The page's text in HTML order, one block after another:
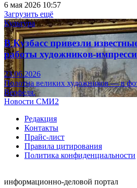
6 мая 2026 10:57
Загрузить ещё
Культура
В Кузбасс привезли
работы художников-
23.06.2026
Полотна великих художников — в
Верфеля.
Новости СМИ2
Редакция
Контакты
Прайс-лист
Правила цитирования
Политика конфиденциальности
информационно-деловой портал